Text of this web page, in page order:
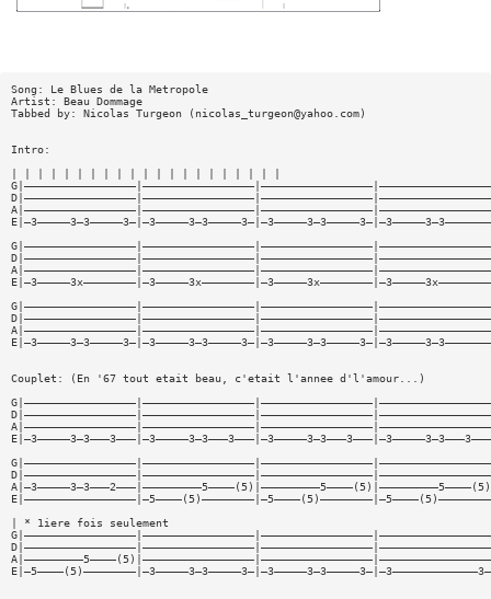
Song: Le Blues de la Metropole
Artist: Beau Dommage
Tabbed by: Nicolas Turgeon ( nicolas_turgeon@yahoo.com)
Intro:
Couplet: (En '67 tout etait beau, c'etait l'annee d'l'amour...)
| * 1iere fois seulement